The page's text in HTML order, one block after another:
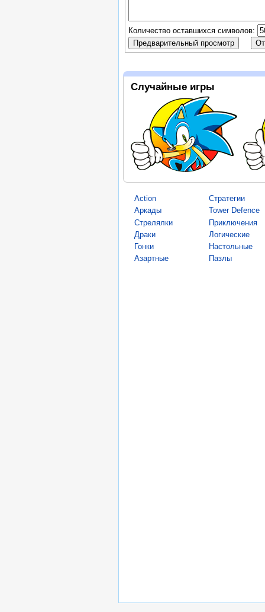
Количество оставшихся символов:
Случайные игры
Action
Аркады
Стрелялки
Драки
Гонки
Азартные
Стратегии
Tower Defence
Приключения
Логические
Настольные
Пазлы